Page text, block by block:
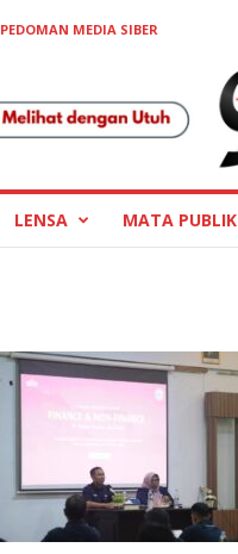
PEDOMAN MEDIA SIBER
LENSA MATA PUBLIK